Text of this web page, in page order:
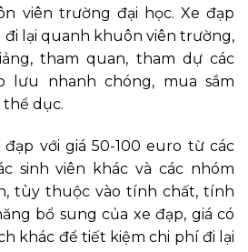
viên trường đại học. Xe đạp
lại quanh khuôn viên trường,
tham quan, tham dự các
lưu nhanh chóng, mua sắm
thể dục.
với giá 50-100 euro từ các
sinh viên khác và các nhóm
tùy thuộc vào tính chất, tính
bổ sung của xe đạp, giá có
khác để tiết kiệm chi phí đi lại